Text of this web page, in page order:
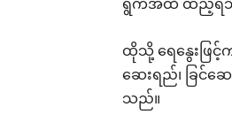
ထိုသို့ ရေနွေးဖြ
ဆေးရည်၊ ခြင်
သည်။